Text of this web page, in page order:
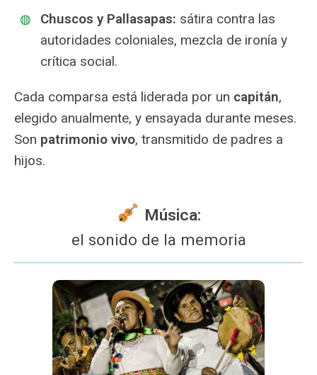
Chuscos y Pallasapas: sátira contra las
autoridades coloniales, mezcla de ironía y
crítica social.
Cada comparsa está liderada por un capitán,
elegido anualmente, y ensayada durante meses.
Son patrimonio vivo, transmitido de padres a
hijos.
Música:
el sonido de la memoria